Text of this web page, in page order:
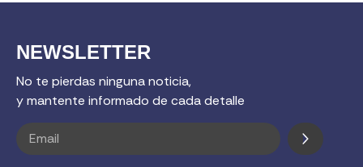
NEWSLETTER
No te pierdas ninguna noticia,
y mantente informado de cada detalle